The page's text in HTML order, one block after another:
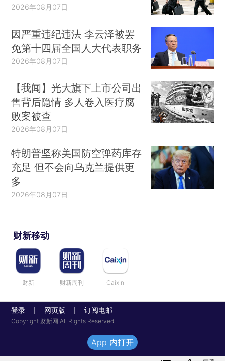
2026年08月07日
因严重违纪违法 李云泽被罢
免第十四届全国人大代表职务
2026年08月07日
【我闻】光大旗下上市公司出
售背后隐情 多人卷入医疗腐
败案被查
2026年08月07日
特朗普坚称美国防空弹药库存
充足 但不会向乌克兰提供更
多
2026年08月07日
财新移动
财新 财新周刊 Caixin
登录 网页版 订阅电邮
Copyright 财新网 All Rights Reserved
App 内打开